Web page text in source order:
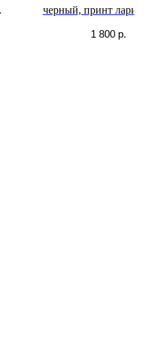
черный, принт
1 800 р.